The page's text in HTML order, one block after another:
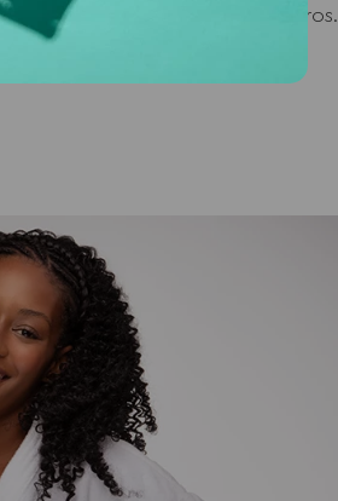
e alcancem a maioria dos brasileiros.
só o melhor do sol.